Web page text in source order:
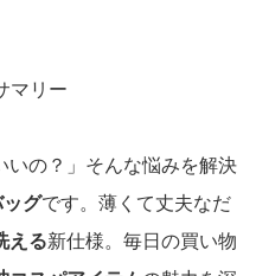
マリー
いの？」そんな悩みを解決
ッグです。薄くて丈夫なだ
える新仕様。毎日の買い物